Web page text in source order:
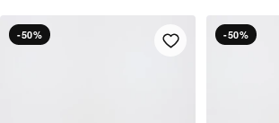
-50% -50%